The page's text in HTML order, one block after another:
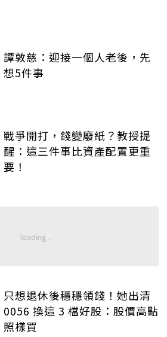
譚敦慈：迎接一個人老後，先
想5件事
戰爭開打，錢變廢紙？教授提
醒：這三件事比資產配置更重
要！
只想退休後穩穩領錢！她出清
0056 換這 3 檔好股：股價高點
照樣買